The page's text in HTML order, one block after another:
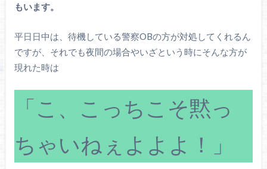
もいます。
平日日中は、待機している警察OBの方が対処してくれるん
ですが、それでも夜間の場合やいざという時にそんな方が
現れた時は
「こ、こっちこそ黙っ
ちゃいねぇよよよ！」